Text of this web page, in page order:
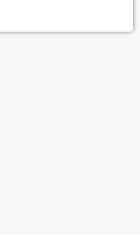
(ο Γερμανος Σαρλό) και του